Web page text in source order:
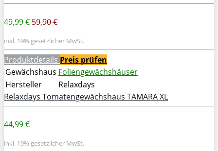
49,99 €59,90 €
inkl. 19% gesetzlicher MwSt.
Produktdetails Preis prüfen
Gewächshaus Foliengewächshäuser
Hersteller
Relaxdays
Relaxdays Tomatengewächshaus TAMARA XL
44,99 €
inkl. 19% gesetzlicher MwSt.